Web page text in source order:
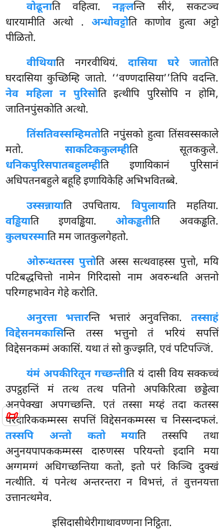
📜
वोढूनाति वहित्वा.नङ्गलन्ति सीरं, सकटञ्च
धारयामीति अत्थो . अन्धोवट्टोति काणोव हुत्वा अट्टो
पीळितो.
वीथियाति नगरवीथियं.दासिया घरे जातोति
घरदासिया कुच्छिम्हि जातो. ‘‘वण्णदासिया’’तिपि वदन्ति.
नेव महिला न पुरिसोति इत्थीपि पुरिसोपि न होमि,
जातिनपुंसकोति अत्थो.
तिंसतिवस्सम्हिमतोति नपुंसको हुत्वा तिंसवस्सकाले
मतो. साकटिककुलम्हीति सूतककुले.
धनिकपुरिसपातबहुलम्हीति इणायिकानं पुरिसानं
अधिपतनबहुले बहूहि इणायिकेहि अभिभवितब्बे.
उस्सन्नायाति उपचिताय. विपुलायाति महतिया.
वड्ढियाति इणवड्ढिया.ओकड्ढतीति अवकड्ढति.
कुलघरस्माति मम जातकुलगेहतो.
ओरुन्धतस्स पुत्तोति अस्स सत्थवाहस्स पुत्तो, मयि
पटिबद्धचित्तो नामेन गिरिदासो नाम अवरुन्धति अत्तनो
परिग्गहभावेन गेहे करोति.
अनुरत्ता भत्तारन्ति भत्तारं अनुवत्तिका. तस्साहं
विद्देसनमकासिन्ति तस्स भत्तुनो तं भरियं सपत्तिं
विद्देसनकम्मं अकासिं. यथा तं सो कुज्झति, एवं पटिपज्जिं.
यंमं अपकीरितून गच्छन्तीति यं दासी विय सक्कच्चं
उपट्ठहन्तिं मं तत्थ तत्थ पतिनो अपकिरित्वा छड्डेत्वा
अनपेक्खा अपगच्छन्ति. एतं तस्सा मय्हं तदा कतस्स
परदारिककम्मस्स सपत्तिं विद्देसनकम्मस्स च निस्सन्दफलं.
तस्सपि अन्तो कतो मयाति तस्सपि तथा
अनुनयपापककम्मस्स दारुणस्स परियन्तो इदानि मया
अग्गमग्गं अधिगच्छन्तिया कतो, इतो परं किञ्चि दुक्खं
नत्थीति. यं पनेत्थ अन्तरन्तरा न विभत्तं, तं वुत्तनयत्ता
उत्तानत्थमेव.
इसिदासीथेरीगाथावण्णना निट्ठिता.